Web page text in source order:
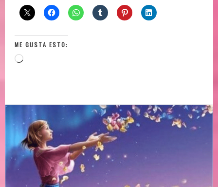
ME GUSTA ESTO:
Loading…